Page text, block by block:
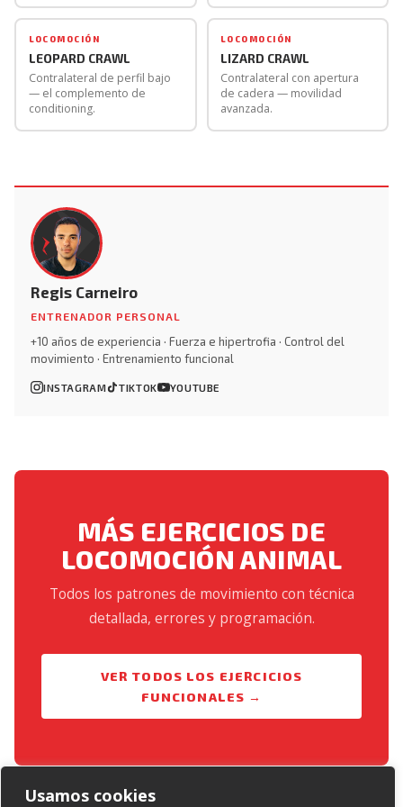
Usamos cookies
ipsilateral es más eficiente para velocidades muy bajas
en terreno irregular.
LOCOMOCIÓN
LEOPARD CRAWL
Contralateral de perfil bajo
— el complemento de
conditioning.
LOCOMOCIÓN
LIZARD CRAWL
Contralateral con apertura
de cadera — movilidad
avanzada.
Regis Carneiro
ENTRENADOR PERSONAL
+10 años de experiencia · Fuerza e hipertrofia · Control del
movimiento · Entrenamiento funcional
INSTAGRAM TIKTOK YOUTUBE
MÁS EJERCICIOS DE
LOCOMOCIÓN ANIMAL
Todos los patrones de movimiento con técnica
detallada, errores y programación.
VER TODOS LOS EJERCICIOS
FUNCIONALES →